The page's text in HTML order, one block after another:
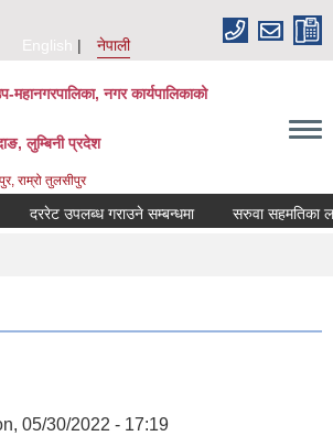
English
नेपाली
महानगरपालिका, नगर कार्यपालिकाको
लुम्बिनी प्रदेश
राम्रो तुलसीपुर
दररेट उपलब्ध गराउने सम्बन्धमा सरुवा सहमतिका
05/30/2022 - 17:19